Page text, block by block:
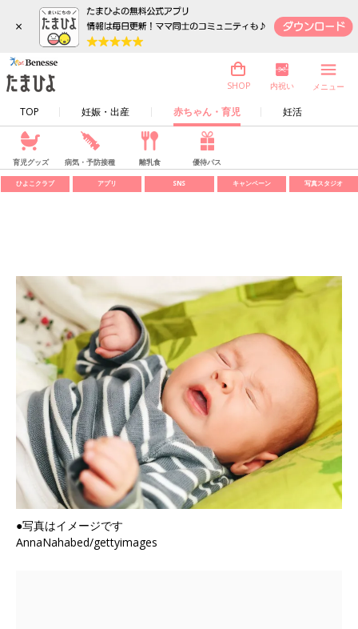
×
TOP 妊娠・出産 赤ちゃん・育児 妊活
SHOP 内祝い メニュー
育児グッズ 病気・予防接種 離乳食 優待パス
ひよこクラブ アプリ SNS キャンペーン 写真スタジオ
●写真はイメージです
AnnaNahabed/gettyimages